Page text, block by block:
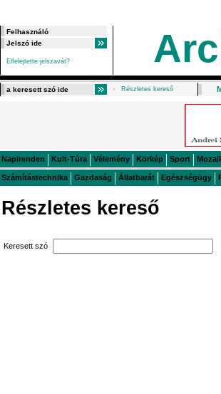
Elfelejtette jelszavát?
Részletes kereső
Napirenden Kult-Túra Vélemény Körkép Sport
Számítástechnika Gazdaság Állatbarát Egészségügy
Részletes kereső
Keresett szó